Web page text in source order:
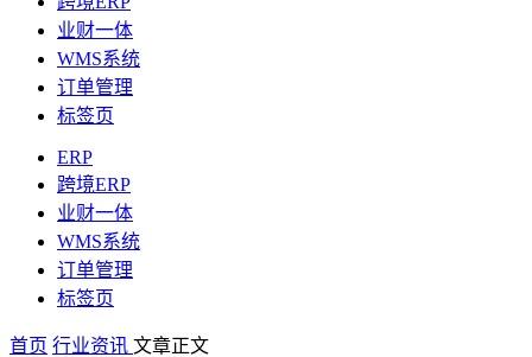
业财一体
WMS系统
订单管理
标签页
ERP
跨境ERP
业财一体
WMS系统
订单管理
标签页
首页 行业资讯 文章正文